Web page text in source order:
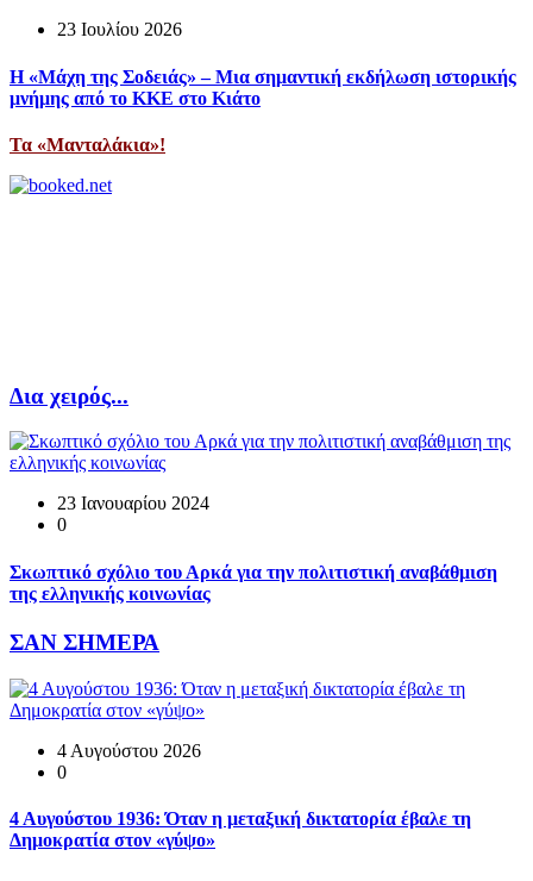
23 Ιουλίου 2026
Η «Μάχη της Σοδειάς» – Μια σημαντική εκδήλωση ιστορικής
μνήμης από το ΚΚΕ στο Κιάτο
Τα «Μανταλάκια»!
Δια χειρός...
23 Ιανουαρίου 2024
0
Σκωπτικό σχόλιο του Αρκά για την πολιτιστική αναβάθμιση
της ελληνικής κοινωνίας
ΣΑΝ ΣΗΜΕΡΑ
4 Αυγούστου 2026
0
4 Αυγούστου 1936: Όταν η μεταξική δικτατορία έβαλε τη
Δημοκρατία στον «γύψο»